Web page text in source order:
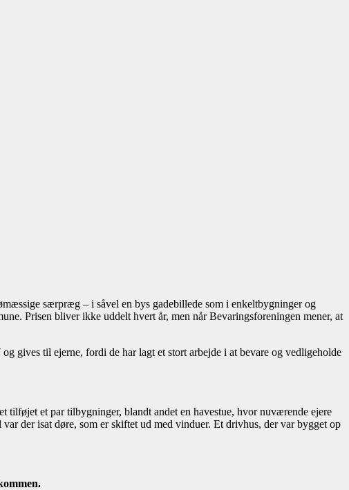
særpræg – i såvel en bys gadebillede som i enkeltbygninger og
Prisen bliver ikke uddelt hvert år, men når Bevaringsforeningen mener, at
gives til ejerne, fordi de har lagt et stort arbejde i at bevare og vedligeholde
tilføjet et par tilbygninger, blandt andet en havestue, hvor nuværende ejere
der isat døre, som er skiftet ud med vinduer. Et drivhus, der var bygget op